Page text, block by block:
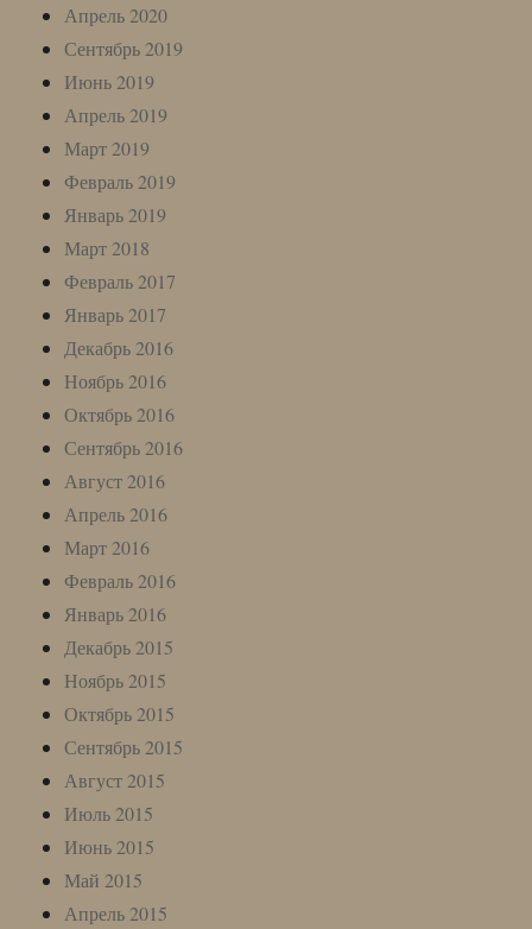
Апрель 2020
Сентябрь 2019
Июнь 2019
Апрель 2019
Март 2019
Февраль 2019
Январь 2019
Март 2018
Февраль 2017
Январь 2017
Декабрь 2016
Ноябрь 2016
Октябрь 2016
Сентябрь 2016
Август 2016
Апрель 2016
Март 2016
Февраль 2016
Январь 2016
Декабрь 2015
Ноябрь 2015
Октябрь 2015
Сентябрь 2015
Август 2015
Июль 2015
Июнь 2015
Май 2015
Апрель 2015